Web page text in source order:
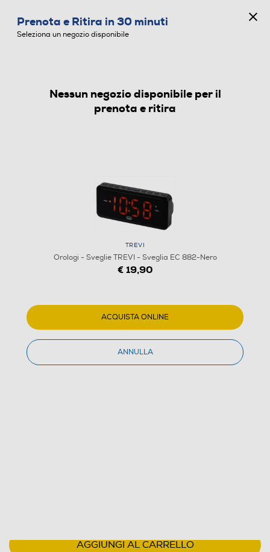
OROLOGI - SVEGLIE
TREVI - Sveglia EC 882-Nero
Dettagli Prodotto Confronta
AGGIUNGI AL CARRELLO
Prenota e Ritira in 30 minuti
Seleziona un negozio disponibile
Nessun negozio disponibile per il
prenota e ritira
TREVI
Orologi - Sveglie TREVI - Sveglia EC 882-Nero
€ 19,90
ACQUISTA ONLINE
ANNULLA